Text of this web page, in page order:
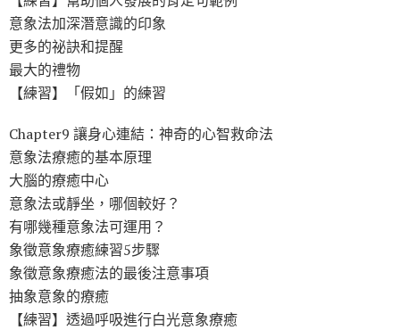
意象法加深潛意識的印象
更多的祕訣和提醒
最大的禮物
【練習】「假如」的練習
Chapter9 讓身心連結：神奇的心智救命法
意象法療癒的基本原理
大腦的療癒中心
意象法或靜坐，哪個較好？
有哪幾種意象法可運用？
象徵意象療癒練習5步驟
象徵意象療癒法的最後注意事項
抽象意象的療癒
【練習】透過呼吸進行白光意象療癒